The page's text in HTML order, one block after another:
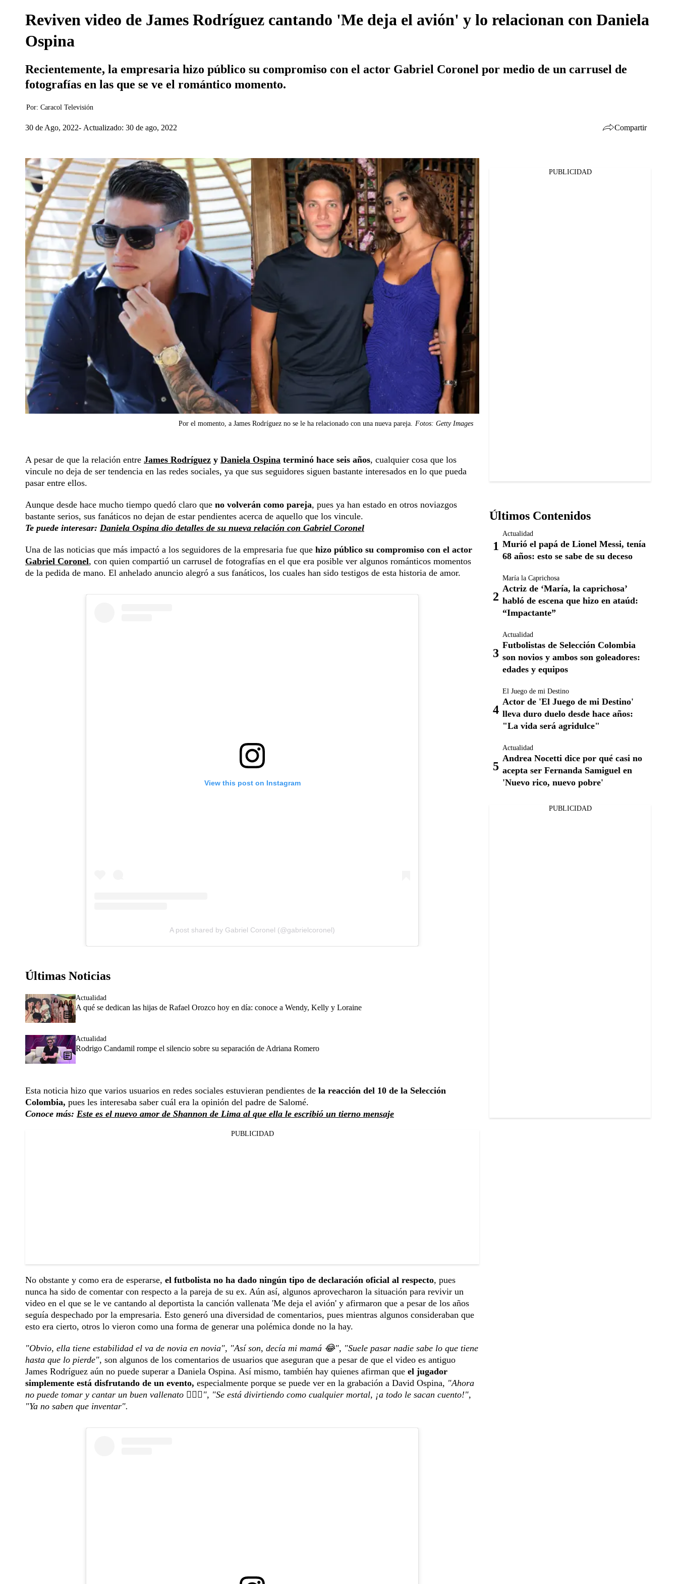
Reviven video de James Rodríguez cantando 'Me deja el avión' y lo relacionan con Daniela
Ospina
Recientemente, la empresaria hizo público su compromiso con el actor Gabriel Coronel por medio de un carrusel de
fotografías en las que se ve el romántico momento.
Por: Caracol Televisión
30 de Ago, 2022 Actualizado: 30 de ago, 2022 Compartir
Por el momento, a James Rodríguez no se le ha relacionado con una nueva pareja. Fotos: Getty Images
A pesar de que la relación entre James Rodríguez y Daniela Ospina terminó hace seis años, cualquier cosa que los
vincule no deja de ser tendencia en las redes sociales, ya que sus seguidores siguen bastante interesados en lo que pueda
pasar entre ellos.
Aunque desde hace mucho tiempo quedó claro que no volverán como pareja, pues ya han estado en otros noviazgos
bastante serios, sus fanáticos no dejan de estar pendientes acerca de aquello que los vincule.
Te puede interesar: Daniela Ospina dio detalles de su nueva relación con Gabriel Coronel
Una de las noticias que más impactó a los seguidores de la empresaria fue que hizo público su compromiso con el actor
Gabriel Coronel, con quien compartió un carrusel de fotografías en el que era posible ver algunos románticos momentos
de la pedida de mano. El anhelado anuncio alegró a sus fanáticos, los cuales han sido testigos de esta historia de amor.
View this post on Instagram
A post shared by Gabriel Coronel (@gabrielcoronel)
Últimas Noticias
Actualidad
A qué se dedican las hijas de Rafael Orozco hoy en día: conoce a Wendy, Kelly y Loraine
Actualidad
Rodrigo Candamil rompe el silencio sobre su separación de Adriana Romero
Esta noticia hizo que varios usuarios en redes sociales estuvieran pendientes de la reacción del 10 de la Selección
Colombia, pues les interesaba saber cuál era la opinión del padre de Salomé.
Conoce más: Este es el nuevo amor de Shannon de Lima al que ella le escribió un tierno mensaje
PUBLICIDAD
No obstante y como era de esperarse, el futbolista no ha dado ningún tipo de declaración oficial al respecto, pues
nunca ha sido de comentar con respecto a la pareja de su ex. Aún así, algunos aprovecharon la situación para revivir un
video en el que se le ve cantando al deportista la canción vallenata 'Me deja el avión' y afirmaron que a pesar de los años
seguía despechado por la empresaria. Esto generó una diversidad de comentarios, pues mientras algunos consideraban que
esto era cierto, otros lo vieron como una forma de generar una polémica donde no la hay.
"Obvio, ella tiene estabilidad el va de novia en novia", "Así son, decía mi mamá 😂", "Suele pasar nadie sabe lo que tiene
hasta que lo pierde", son algunos de los comentarios de usuarios que aseguran que a pesar de que el video es antiguo
James Rodríguez aún no puede superar a Daniela Ospina. Así mismo, también hay quienes afirman que el jugador
simplemente está disfrutando de un evento, especialmente porque se puede ver en la grabación a David Ospina, "Ahora
no puede tomar y cantar un buen vallenato 🤦🏼‍♀️", "Se está divirtiendo como cualquier mortal, ¡a todo le sacan cuento!",
"Ya no saben que inventar".
PUBLICIDAD
Últimos Contenidos
Actualidad
Murió el papá de Lionel Messi, tenía
68 años: esto se sabe de su deceso
María la Caprichosa
Actriz de ‘María, la caprichosa’
habló de escena que hizo en ataúd:
“Impactante”
Actualidad
Futbolistas de Selección Colombia
son novios y ambos son goleadores:
edades y equipos
El Juego de mi Destino
Actor de 'El Juego de mi Destino'
lleva duro duelo desde hace años:
"La vida será agridulce"
Actualidad
Andrea Nocetti dice por qué casi no
acepta ser Fernanda Samiguel en
'Nuevo rico, nuevo pobre'
PUBLICIDAD